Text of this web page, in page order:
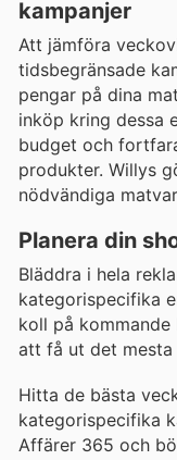
kampanjer
Att jämföra
tidsbegränsade
pengar på dina
inköp kring dessa
budget och
produkter. Willys
nödvändiga
Planera din
Bläddra i hela
kategorispecifika
koll på
att få ut det mesta
Hitta de bästa
kategorispecifika
Affärer 365 och